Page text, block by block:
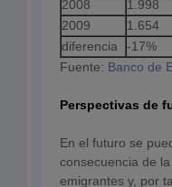
2008
1.998
2009
1.654
diferencia
-17%
Fuente: Banco de
Perspectivas de
En el futuro se
consecuencia de
emigrantes y, por